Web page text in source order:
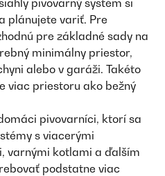
pivovarný systém si
plánujete variť. Pre
pre základné sady na
minimálny priestor,
alebo v garáži. Takéto
viac priestoru ako bežný
pivovarníci, ktorí sa
s viacerými
varnými kotlami a ďalším
podstatne viac